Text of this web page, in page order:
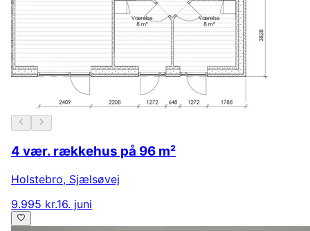
4 vær. rækkehus på 96 m²
Holstebro, Sjælsøvej
9.995 kr.16. juni